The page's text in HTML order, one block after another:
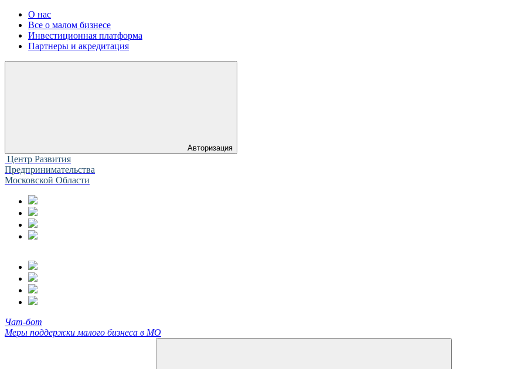
О нас
Все о малом бизнесе
Инвестиционная платформа
Партнеры и акредитация
Авторизация
Центр Развития
Предпринимательства
Московской Области
Чат-бот
Меры поддержки малого бизнеса в МО